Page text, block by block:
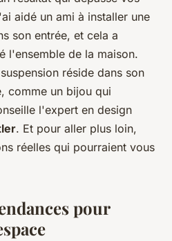
aidé un ami à installer une
son entrée, et cela a
l'ensemble de la maison.
réside dans son
comme un bijou qui
l'expert en design
. Et pour aller plus loin,
réelles qui pourraient vous
pour